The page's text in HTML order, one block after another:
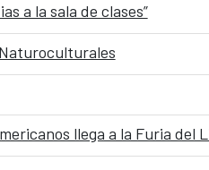
a la sala de clases”
llega a la Furia del